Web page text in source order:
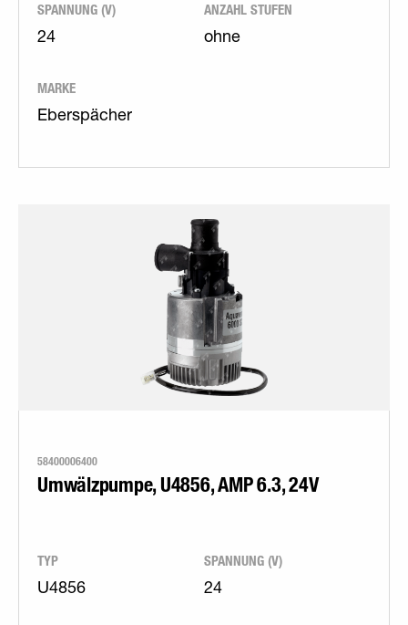
SPANNUNG (V)
24
ANZAHL STUFEN
ohne
MARKE
Eberspächer
58400006400
Umwälzpumpe, U4856, AMP 6.3, 24V
TYP
U4856
SPANNUNG (V)
24